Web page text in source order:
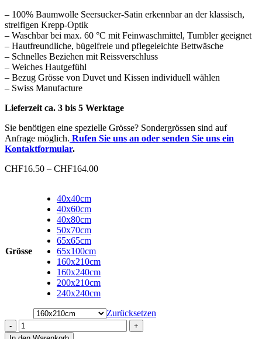
– 100% Baumwolle Seersucker-Satin erkennbar an der klassisch,
streifigen Krepp-Optik
– Waschbar bei max. 60 °C mit Feinwaschmittel, Tumbler geeignet
– Hautfreundliche, bügelfreie und pflegeleichte Bettwäsche
– Schnelles Beziehen mit Reissverschluss
– Weiches Hautgefühl
– Bezug Grösse von Duvet und Kissen individuell wählen
– Swiss Manufacture
Lieferzeit ca. 3 bis 5 Werktage
Sie benötigen eine spezielle Grösse? Sondergrössen sind auf
Anfrage möglich. Rufen Sie uns an oder senden Sie uns ein
Kontaktformular.
CHF16.50 – CHF164.00Preisspanne:
Grösse
40x40cm
40x60cm
40x80cm
50x70cm
65x65cm
65x100cm
160x210cm
160x240cm
200x210cm
240x240cm
Zurücksetzen
-
+